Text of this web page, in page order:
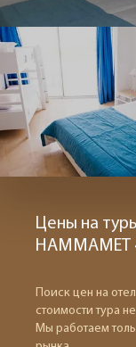
Цены на
HAMMAMET
Поиск цен на
стоимости тура
Мы работаем